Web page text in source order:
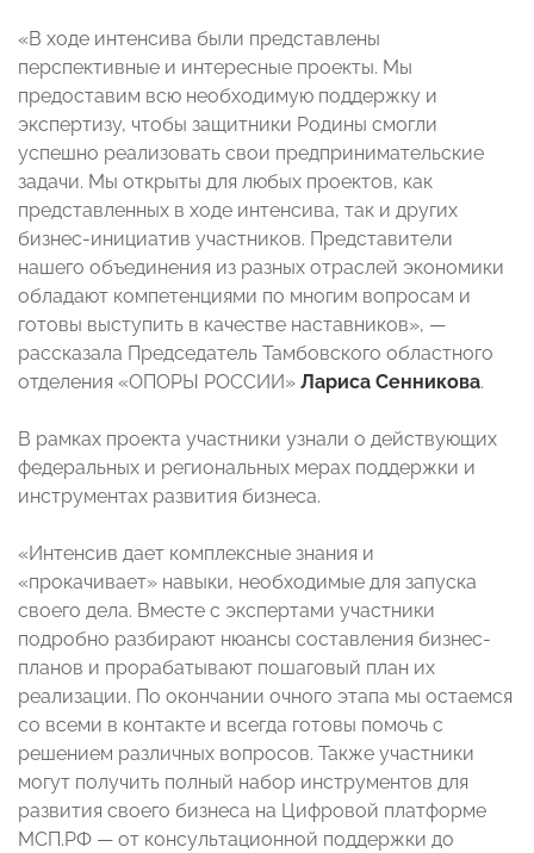
«В ходе интенсива были представлены
перспективные и интересные проекты. Мы
предоставим всю необходимую поддержку и
экспертизу, чтобы защитники Родины смогли
успешно реализовать свои предпринимательские
задачи. Мы открыты для любых проектов, как
представленных в ходе интенсива, так и других
бизнес-инициатив участников. Представители
нашего объединения из разных отраслей экономики
обладают компетенциями по многим вопросам и
готовы выступить в качестве наставников», —
рассказала Председатель Тамбовского областного
отделения «ОПОРЫ РОССИИ» Лариса Сенникова.
В рамках проекта участники узнали о действующих
федеральных и региональных мерах поддержки и
инструментах развития бизнеса.
«Интенсив дает комплексные знания и
«прокачивает» навыки, необходимые для запуска
своего дела. Вместе с экспертами участники
подробно разбирают нюансы составления бизнес-
планов и прорабатывают пошаговый план их
реализации. По окончании очного этапа мы остаемся
со всеми в контакте и всегда готовы помочь с
решением различных вопросов. Также участники
могут получить полный набор инструментов для
развития своего бизнеса на Цифровой платформе
МСП.РФ — от консультационной поддержки до